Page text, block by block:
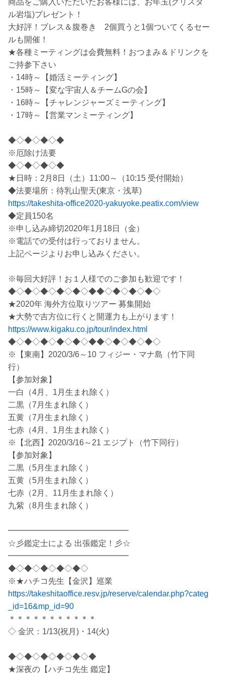
商品をご購入いただいたお客様には、お年玉(クリスタ
ル岩塩)プレゼント！
大好評！ブレス＆腹巻き 2個買うと1個ついてくるセー
ルも開催！
★各種ミーティングは会費無料！おつまみ＆ドリンクを
ご持参下さい
・14時～【婚活ミーティング】
・15時～【変な宇宙人＆チームGの会】
・16時～【チャレンジャーズミーティング】
・17時～【営業マンミーティング】
◆◇◆◇◆◇◆
※厄除け法要
◆◇◆◇◆◇◆
★日時：2月8日（土）11:00～（10:15 受付開始）
◆法要場所：待乳山聖天(東京・浅草)
https://takeshita-office2020-yakuyoke.peatix.com/view
◆定員150名
※申し込み締切2020年1月18日（金）
※電話での受付は行っておりません。
上記ページよりお申し込みください。
※毎回大好評！お１人様でのご参加も歓迎です！
◆◇◆◇◆◇◆◇◆◇◆◆◇◆◇◆◇◆◇
★2020年 海外方位取りツアー 募集開始
★大勢で吉方位に行くと開運力も上がります！
https://www.kigaku.co.jp/tour/index.html
◆◇◆◇◆◇◆◇◆◇◆◆◇◆◇◆◇◆◇
※【東南】2020/3/6～10 フィジー・マナ島（竹下同
行）
【参加対象】
一白（4月、1月生まれ除く）
二黒（7月生まれ除く）
五黄（7月生まれ除く）
七赤（4月、1月生まれ除く）
※【北西】2020/3/16～21 エジプト（竹下同行）
【参加対象】
二黒（5月生まれ除く）
五黄（5月生まれ除く）
七赤（2月、11月生まれ除く）
九紫（8月生まれ除く）
━━━━━━━━━━━━━━━
☆彡鑑定士による 出張鑑定！彡☆
━━━━━━━━━━━━━━━
◆◇◆◇◆◇◆◇◆◇
※★ハチコ先生【金沢】巡業
https://takeshitaoffice.resv.jp/reserve/calendar.php?categ
_id=16&mp_id=90
＊＊＊＊＊＊＊＊＊＊＊
◇ 金沢：1/13(祝月)・14(火)
◆◇◆◇◆◇◆◇◆◇◆
★深夜の【ハチコ先生 鑑定】